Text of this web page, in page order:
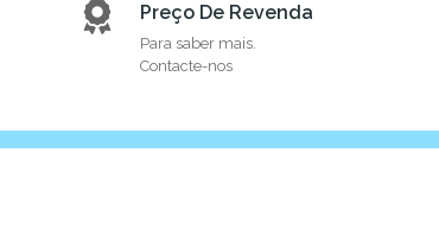
Preço De Revenda
Para saber mais.
Contacte-nos